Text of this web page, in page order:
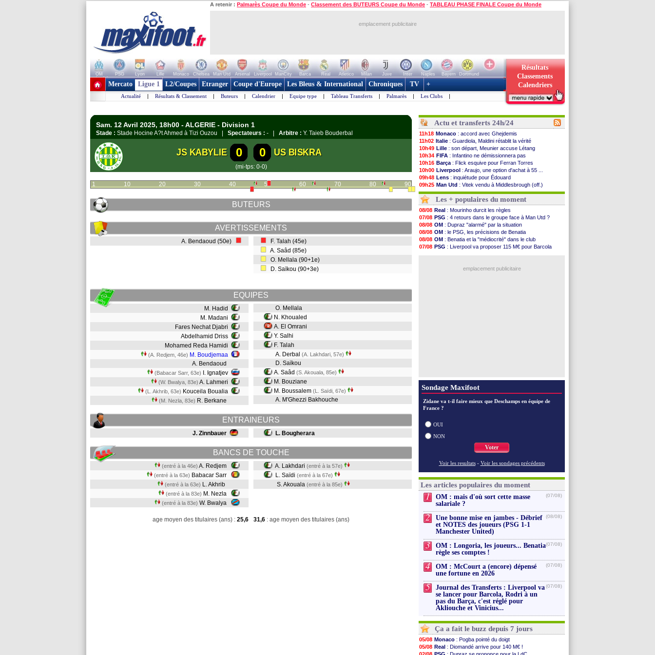
A retenir : Palmarès Coupe du Monde - Classement des BUTEURS Coupe du Monde - TABLEAU PHASE FINALE Coupe du Monde
emplacement publicitaire
OM PSG Lyon Lille Monaco Chelsea Man Utd Arsenal Liverpool ManCity Barca Real Atletico Milan Juve Inter Naples Bayern
Dortmund
+ de clubs
Résultats
Classements
Calendriers
Mercato Ligue 1 L2/Coupes Etranger Coupe d'Europe Les Bleus & International Chroniques TV +
Actualité | Résultats & Classement | Buteurs | Calendrier | Equipe type | Tableau Transferts | Palmarès | Les Clubs |
Sam. 12 Avril 2025, 18h00 - ALGERIE - Division 1
Stade : Stade Hocine A?t Ahmed à Tizi Ouzou | Spectateurs : - | Arbitre : Y. Taieb Bouderbal
JS KABYLIE 0 0 US BISKRA
(mi-tps: 0-0)
1 10 20 30 40 50 60 70 80 90
BUTEURS
AVERTISSEMENTS
A. Bendaoud (50e)
F. Talah (45e)
A. Saâd (85e)
O. Mellala (90+1e)
D. Saïkou (90+3e)
EQUIPES
M. Hadid
M. Madani
Fares Nechat Djabri
Abdelhamid Driss
Mohamed Reda Hamidi
(A. Redjem, 46e) M. Boudjemaa
A. Bendaoud
(Babacar Sarr, 63e) I. Ignatjev
(W. Bwalya, 83e) A. Lahmeri
(L. Akhrib, 63e) Kouceila Boualia
(M. Nezla, 83e) R. Berkane
O. Mellala
N. Khoualed
A. El Omrani
Y. Salhi
F. Talah
A. Derbal (A. Lakhdari, 57e)
D. Saïkou
A. Saâd (S. Akouala, 85e)
M. Bouziane
M. Boussalem (L. Saïdi, 67e)
A. M'Ghezzi Bakhouche
ENTRAINEURS
J. Zinnbauer L. Bougherara
BANCS DE TOUCHE
(entré à la 46e) A. Redjem
(entré à la 63e) Babacar Sarr
(entré à la 63e) L. Akhrib
(entré à la 83e) M. Nezla
(entré à la 83e) W. Bwalya
A. Lakhdari (entré à la 57e)
L. Saïdi (entré à la 67e)
S. Akouala (entré à la 85e)
age moyen des titulaires (ans) : 25,6 31,6 : age moyen des titulaires (ans)
Actu et transferts 24h/24
11h18 Monaco : accord avec Ghejdemis
11h02 Italie : Guardiola, Maldini rétablit la vérité
10h49 Lille : son départ, Meunier accuse Létang
10h34 FIFA : Infantino ne démissionnera pas
10h16 Barça : Flick esquive pour Ferran Torres
10h00 Liverpool : Araujo, une option d'achat à 55 ...
09h48 Lens : inquiétude pour Édouard
09h25 Man Utd : Vitek vendu à Middlesbrough (off.)
09h10 PSV: Sano recruté pour 14,5 M€ (officiel)
08h52
OM: Coventry pense à Angel Gomes
08/08 PSG: Rafel Pol satisfait des progrès
08/08 Amical: le Barça vainqueur puis battu
08/08 Inter : Calhanoglu prêt à prolonger
08/08 Nice : Abdelmonem veut rester
08/08 L2: le classement complet
08/08 L2: les résultats de la soirée
08/08 Amical: Le Havre renversé par Oviedo
: Dupraz "alarmé" par la situation
Les + populaires du moment
08/08 Real : Mourinho durcit les règles
07/08 PSG : 4 retours dans le groupe face à Man Utd ?
08/08 OM : Dupraz "alarmé" par la situation
08/08 OM : le PSG, les précisions de Benatia
08/08 OM : Benatia et la "médiocrité" dans le club
07/08 PSG : Liverpool va proposer 115 M€ pour Barcola
emplacement publicitaire
Sondage Maxifoot
Zidane va t-il faire mieux que Deschamps en équipe de
France ?
OUI
NON
Voter
Voir les resultats - Voir les sondages précédents
Les articles populaires du moment
1
OM : mais d'où sort cette masse
salariale ?
(07/08)
2
Une bonne mise en jambes - Débrief
et NOTES des joueurs (PSG 1-1
Manchester United)
(08/08)
3
OM : Longoria, les joueurs... Benatia
règle ses comptes !
(07/08)
4
OM : McCourt a (encore) dépensé
une fortune en 2026
(07/08)
5
Journal des Transferts : Liverpool va
se lancer pour Barcola, Rodri à un
pas du Barça, c'est réglé pour
Akliouche et Vinicius...
(07/08)
Ça a fait le buzz depuis 7 jours
05/08 Monaco : Pogba pointé du doigt
05/08 Real : Diomandé arrive pour 140 M€ !